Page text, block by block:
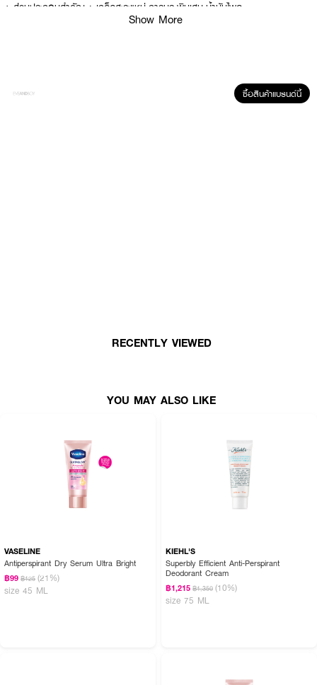
· ส่วนประกอบสำคัญ : เกล็ดสะระแหน่,การบูร,พิมเสน,น้ำมันไพล
Show More
ซื้อสินค้าแบรนด์นี้
RECENTLY VIEWED
YOU MAY ALSO LIKE
VASELINE
Antiperspirant Dry Serum Ultra Bright
฿99 ฿125 (21%)
size 45 ML
KIEHL'S
Superbly Efficient Anti-Perspirant
Deodorant Cream
฿1,215 ฿1,350 (10%)
size 75 ML